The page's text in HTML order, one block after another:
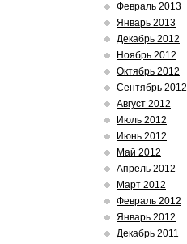
Февраль 2013
Январь 2013
Декабрь 2012
Ноябрь 2012
Октябрь 2012
Сентябрь 2012
Август 2012
Июль 2012
Июнь 2012
Май 2012
Апрель 2012
Март 2012
Февраль 2012
Январь 2012
Декабрь 2011